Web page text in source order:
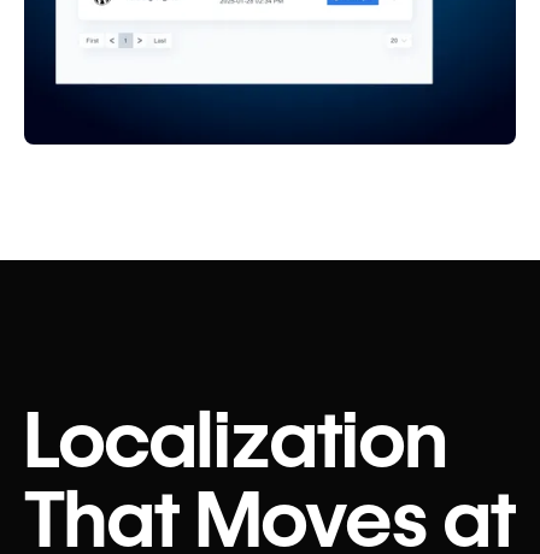
Localization
That Moves at